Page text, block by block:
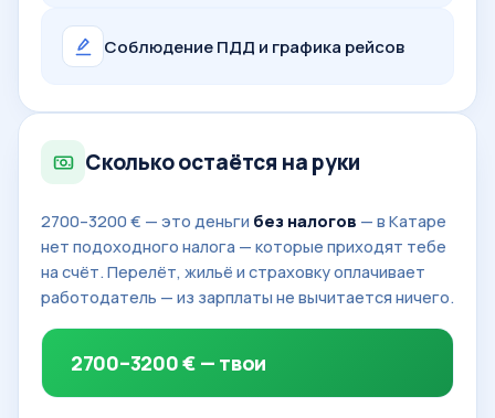
Соблюдение ПДД и графика рейсов
Сколько остаётся на руки
2700–3200 € — это деньги без налогов — в Катаре
нет подоходного налога — которые приходят тебе
на счёт. Перелёт, жильё и страховку оплачивает
работодатель — из зарплаты не вычитается ничего.
2700–3200 € — твои